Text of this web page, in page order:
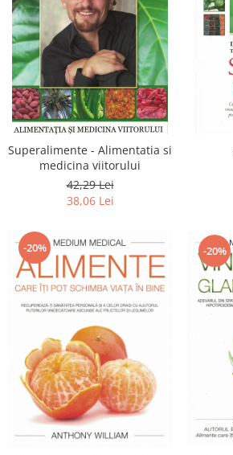
Superalimente - Alimentatia si
medicina viitorului
42,29 Lei
38,06 Lei
-20% -20%